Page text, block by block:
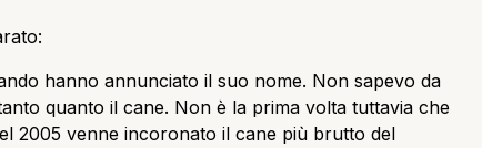
hanno annunciato il suo nome. Non sapevo da
quanto il cane. Non è la prima volta tuttavia che
2005 venne incoronato il cane più brutto del